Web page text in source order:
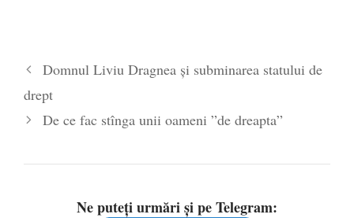
Domnul Liviu Dragnea și subminarea statului de
drept
De ce fac stînga unii oameni ”de dreapta”
Ne puteți urmări și pe Telegram: